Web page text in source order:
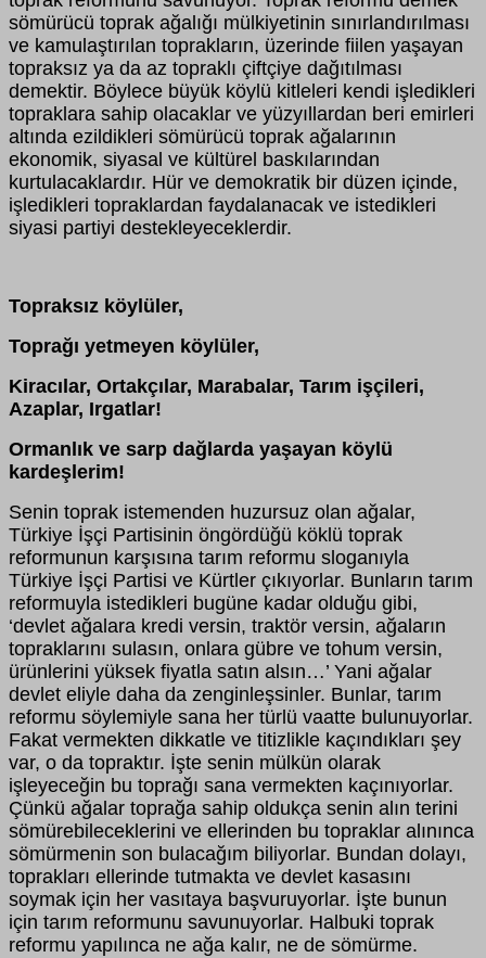
sömürücü toprak ağalığı mülkiyetinin sınırlandırılması
ve kamulaştırılan toprakların, üzerinde fiilen yaşayan
topraksız ya da az topraklı çiftçiye dağıtılması
demektir. Böylece büyük köylü kitleleri kendi işledikleri
topraklara sahip olacaklar ve yüzyıllardan beri emirleri
altında ezildikleri sömürücü toprak ağalarının
ekonomik, siyasal ve kültürel baskılarından
kurtulacaklardır. Hür ve demokratik bir düzen içinde,
işledikleri topraklardan faydalanacak ve istedikleri
siyasi partiyi destekleyeceklerdir.
Topraksız köylüler,
Toprağı yetmeyen köylüler,
Kiracılar, Ortakçılar, Marabalar, Tarım işçileri,
Azaplar, Irgatlar!
Ormanlık ve sarp dağlarda yaşayan köylü
kardeşlerim!
Senin toprak istemenden huzursuz olan ağalar,
Türkiye İşçi Partisinin öngördüğü köklü toprak
reformunun karşısına tarım reformu sloganıyla
Türkiye İşçi Partisi ve Kürtler çıkıyorlar. Bunların tarım
reformuyla istedikleri bugüne kadar olduğu gibi,
‘devlet ağalara kredi versin, traktör versin, ağaların
topraklarını sulasın, onlara gübre ve tohum versin,
ürünlerini yüksek fiyatla satın alsın…’ Yani ağalar
devlet eliyle daha da zenginleşsinler. Bunlar, tarım
reformu söylemiyle sana her türlü vaatte bulunuyorlar.
Fakat vermekten dikkatle ve titizlikle kaçındıkları şey
var, o da topraktır. İşte senin mülkün olarak
işleyeceğin bu toprağı sana vermekten kaçınıyorlar.
Çünkü ağalar toprağa sahip oldukça senin alın terini
sömürebileceklerini ve ellerinden bu topraklar alınınca
sömürmenin son bulacağım biliyorlar. Bundan dolayı,
toprakları ellerinde tutmakta ve devlet kasasını
soymak için her vasıtaya başvuruyorlar. İşte bunun
için tarım reformunu savunuyorlar. Halbuki toprak
reformu yapılınca ne ağa kalır, ne de sömürme.